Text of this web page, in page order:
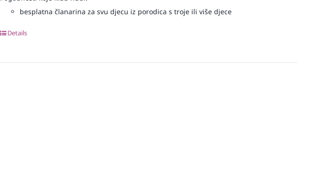
besplatna članarina za svu djecu iz porodica s troje ili više djece
Details